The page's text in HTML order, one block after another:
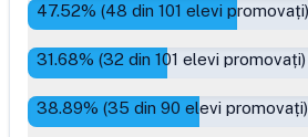
47.52% (48 din 101 elevi promovați)
31.68% (32 din 101 elevi promovați)
38.89% (35 din 90 elevi promovați)